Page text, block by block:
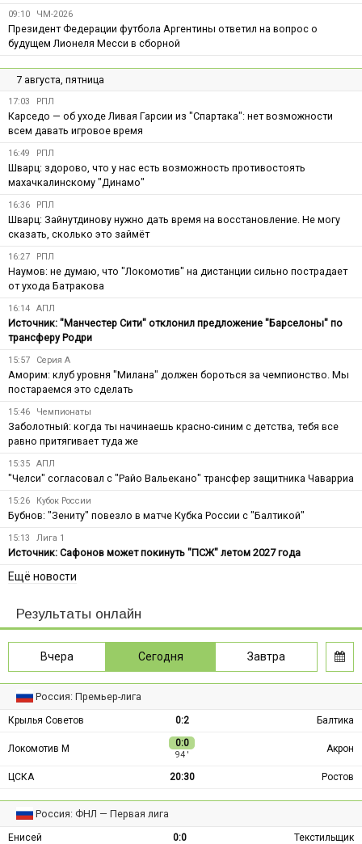
09:10 ЧМ-2026
Президент Федерации футбола Аргентины ответил на вопрос о
будущем Лионеля Месси в сборной
7 августа, пятница
17:03 РПЛ
Карседо — об уходе Ливая Гарсии из "Спартака": нет возможности
всем давать игровое время
16:49 РПЛ
Шварц: здорово, что у нас есть возможность противостоять
махачкалинскому "Динамо"
16:36 РПЛ
Шварц: Зайнутдинову нужно дать время на восстановление. Не могу
сказать, сколько это займёт
16:27 РПЛ
Наумов: не думаю, что "Локомотив" на дистанции сильно пострадает
от ухода Батракова
16:14 АПЛ
Источник: "Манчестер Сити" отклонил предложение "Барселоны" по
трансферу Родри
15:57 Серия А
Аморим: клуб уровня "Милана" должен бороться за чемпионство. Мы
постараемся это сделать
15:46 Чемпионаты
Заболотный: когда ты начинаешь красно-синим с детства, тебя все
равно притягивает туда же
15:35 АПЛ
"Челси" согласовал с "Райо Вальекано" трансфер защитника Чаварриа
15:26 Кубок России
Бубнов: "Зениту" повезло в матче Кубка России с "Балтикой"
15:13 Лига 1
Источник: Сафонов может покинуть "ПСЖ" летом 2027 года
Ещё новости
Результаты онлайн
Вчера Сегодня Завтра
Россия: Премьер-лига
Крылья Советов 0:2 Балтика
Локомотив М 0:0
94 ′
Акрон
ЦСКА 20:30 Ростов
Россия: ФНЛ — Первая лига
Енисей 0:0
Текстильщик